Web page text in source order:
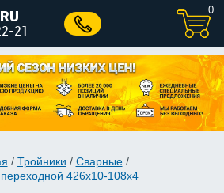
21
0
/ Тройники / Сварные/
426х10-108х4